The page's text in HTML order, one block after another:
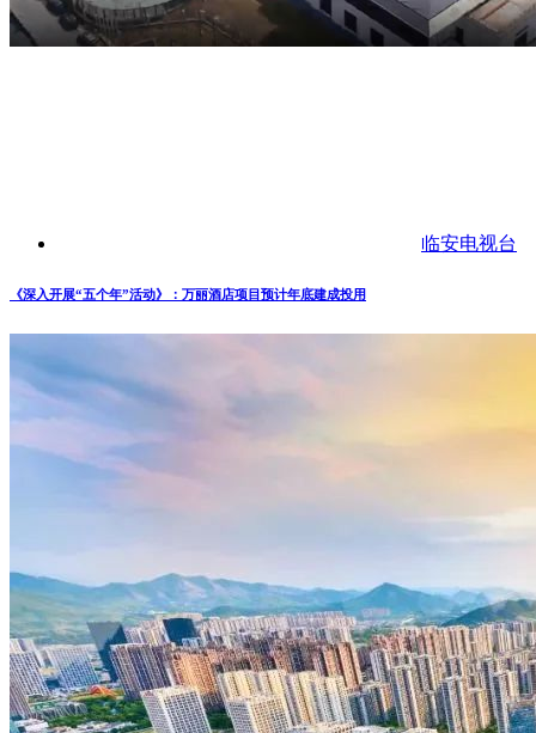
临安电视台
《深入开展“五个年”活动》：万丽酒店项目预计年底建成投用